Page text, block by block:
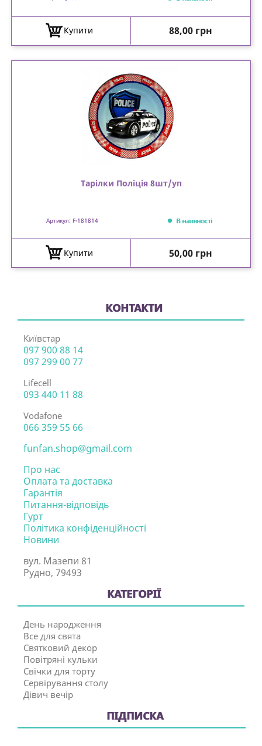
Купити Ціна
88,00 грн
Тарілки Поліція 8шт/уп
Артикул: F-181814 В наявності
Купити Ціна
50,00 грн
КОНТАКТИ
Київстар
097 900 88 14
097 299 00 77
Lifecell
093 440 11 88
Vodafone
066 359 55 66
funfan.shop@gmail.com
Про нас
Оплата та доставка
Гарантія
Питання-відповідь
Гурт
Політика конфіденційності
Новини
вул. Мазепи 81
Рудно, 79493
КАТЕГОРІЇ
День народження
Все для свята
Святковий декор
Повітряні кульки
Свічки для торту
Сервірування столу
Дівич вечір
ПІДПИСКА